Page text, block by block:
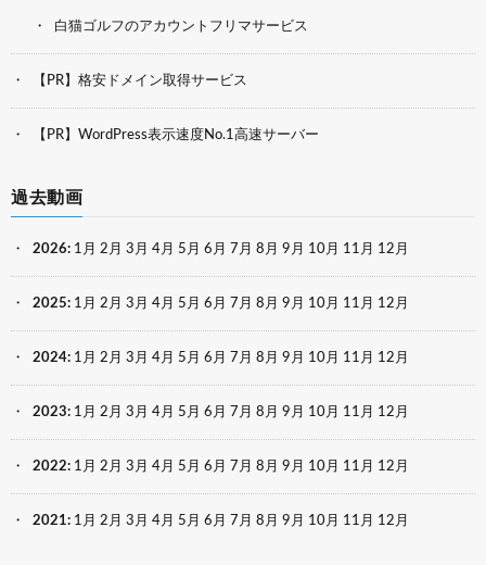
白猫ゴルフのアカウントフリマサービス
【PR】格安ドメイン取得サービス
【PR】WordPress表示速度No.1高速サーバー
過去動画
2026: 1月 2月 3月 4月 5月 6月 7月 8月 9月 10月 11月 12月
2025: 1月 2月 3月 4月 5月 6月 7月 8月 9月 10月 11月 12月
2024: 1月 2月 3月 4月 5月 6月 7月 8月 9月 10月 11月 12月
2023: 1月 2月 3月 4月 5月 6月 7月 8月 9月 10月 11月 12月
2022: 1月 2月 3月 4月 5月 6月 7月 8月 9月 10月 11月 12月
2021: 1月 2月 3月 4月 5月 6月 7月 8月 9月 10月 11月 12月